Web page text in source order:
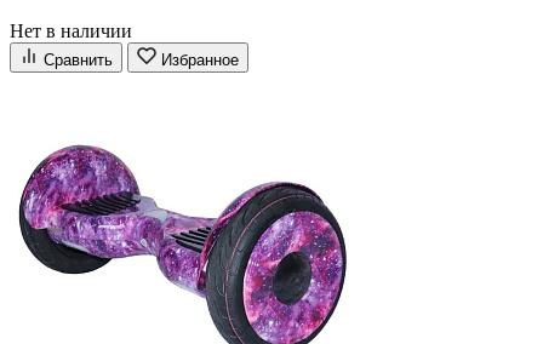
Нет в наличии
Сравнить Избранное